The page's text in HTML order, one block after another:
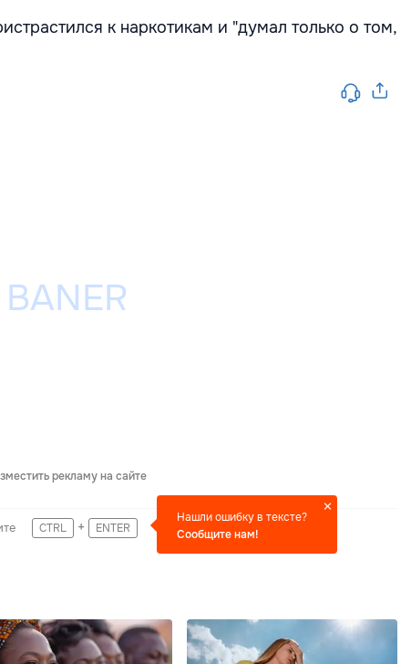
к наркотикам и "думал только о том,
рекламу на сайте
CTRL + ENTER
Нашли ошибку в тексте?
Сообщите нам!